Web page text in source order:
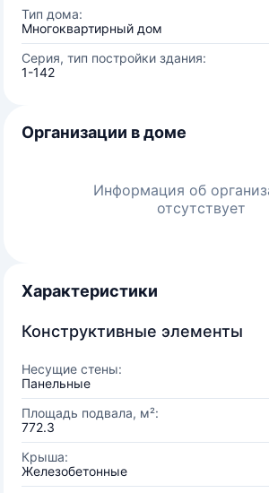
Тип дома:
Многоквартирный дом
Серия, тип постройки здания:
1-142
Организации в доме
Информация об
отсутствует
Характеристики
Конструктивные элементы
Несущие стены:
Панельные
Площадь подвала, м²:
772.3
Крыша:
Железобетонные